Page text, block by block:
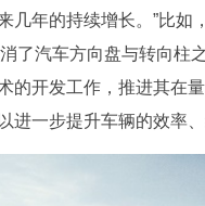
几年的持续增长。”比
了汽车方向盘与转向柱
的开发工作，推进其在
进一步提升车辆的效率、